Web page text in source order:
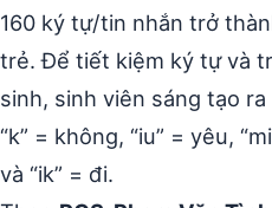
160 ký tự/tin nhắn trở
trẻ. Để tiết kiệm ký tự và
sinh, sinh viên sáng tạo
“k” = không, “iu” = yêu,
và “ik” = đi.